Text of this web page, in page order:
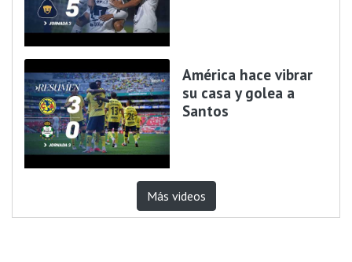
América hace vibrar
su casa y golea a
Santos
Más videos